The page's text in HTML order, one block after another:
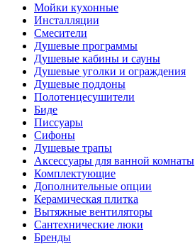
Мойки кухонные
Инсталляции
Смесители
Душевые программы
Душевые кабины и сауны
Душевые уголки и ограждения
Душевые поддоны
Полотенцесушители
Биде
Писсуары
Сифоны
Душевые трапы
Аксессуары для ванной комнаты
Комплектующие
Дополнительные опции
Керамическая плитка
Вытяжные вентиляторы
Сантехнические люки
Бренды